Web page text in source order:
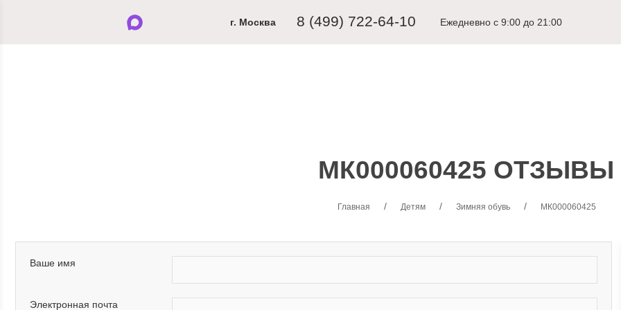
г. Москва 8 (499) 722-64-10 Ежедневно с 9:00 до 21:00
МК000060425 ОТЗЫВЫ
Главная Детям Зимняя обувь МК000060425
Ваше имя
Электронная почта